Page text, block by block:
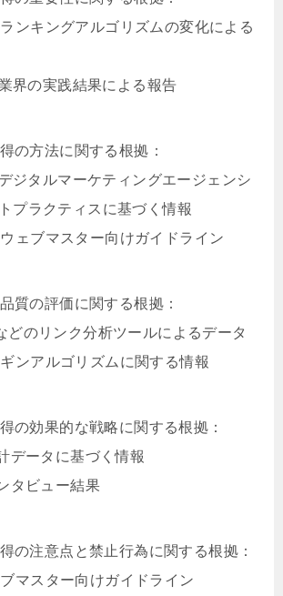
ンキングアルゴリズムの変化による
界の実践結果による報告
の方法に関する根拠：
ジタルマーケティングエージェンシ
プラクティスに基づく情報
ェブマスター向けガイドライン
質の評価に関する根拠：
どのリンク分析ツールによるデータ
ンアルゴリズムに関する情報
の効果的な戦略に関する根拠：
データに基づく情報
タビュー結果
の注意点と禁止行為に関する根拠：
マスター向けガイドライン